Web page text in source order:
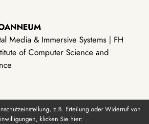
Media & Immersive Systems | FH
of Computer Science and
z.B. Erteilung oder Widerruf von
klicken Sie hier: